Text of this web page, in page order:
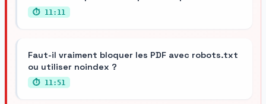
⏱ 11:11
Faut-il vraiment bloquer les PDF avec robots.txt
ou utiliser noindex ?
⏱ 11:51